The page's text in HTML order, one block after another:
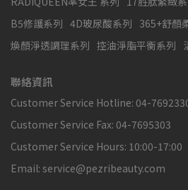
B5修護系列 4D玻尿酸系列 365+舒顏
煥顏淨透調理系列 控油淨脂平衡系列
聯絡資訊
Customer Service Hotline: 04-
Customer Service Fax: 04-7695303
Customer Service Hours: 10:00-17:00
Email: service@pezribeauty.com